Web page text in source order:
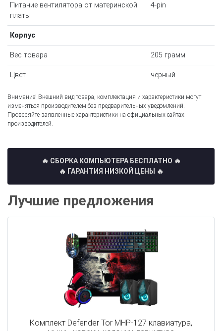
Питание вентилятора от материнской
платы
4-pin
Корпус
Вес товара 205 грамм
Цвет черный
Внимание! Внешний вид товара, комплектация и характеристики могут
изменяться производителем без предварительных уведомлений.
Проверяйте заявленные характеристики на официальных сайтах
производителей.
🔥 СБОРКА КОМПЬЮТЕРА БЕСПЛАТНО 🔥
🔥 ГАРАНТИЯ НИЗКОЙ ЦЕНЫ 🔥
Лучшие предложения
Комплект Defender Tor MHP-127 клавиатура,